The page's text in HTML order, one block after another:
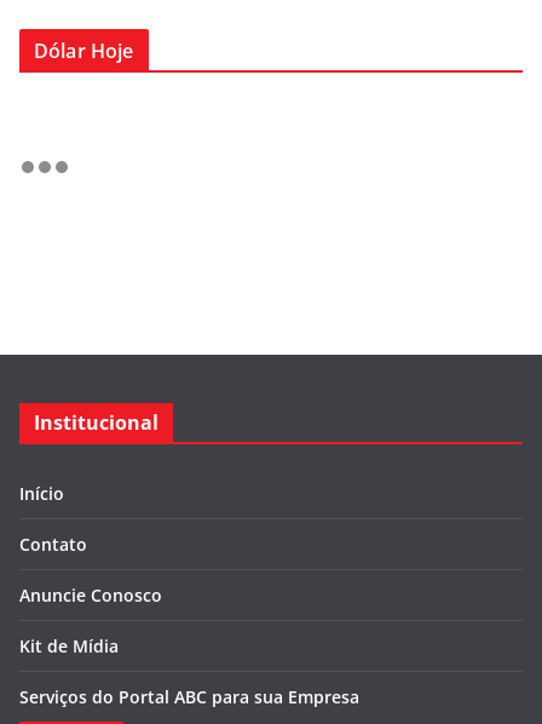
Dólar Hoje
Institucional
Início
Contato
Anuncie Conosco
Kit de Mídia
Serviços do Portal ABC para sua Empresa